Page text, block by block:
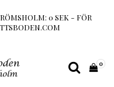
0 SEK - FÖR
0